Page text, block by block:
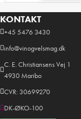
KONTAKT
+45 5476 3430
info@vinogvelsmag.dk
C. E. Christiansens Vej 1
4930 Maribo
CVR: 30699270
DK-ØKO-100